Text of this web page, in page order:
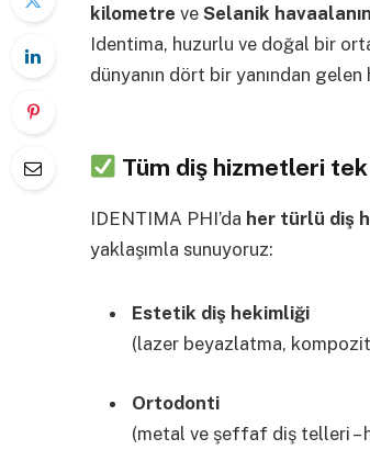
kilometre ve Selanik
Identima, huzurlu ve doğal bir
dünyanın dört bir yanından
Tüm diş hizmetleri
IDENTIMA PHI’da her türlü diş
yaklaşımla sunuyoruz:
Estetik diş hekimliği
(lazer beyazlatma,
Ortodonti
(metal ve şeffaf diş telleri –